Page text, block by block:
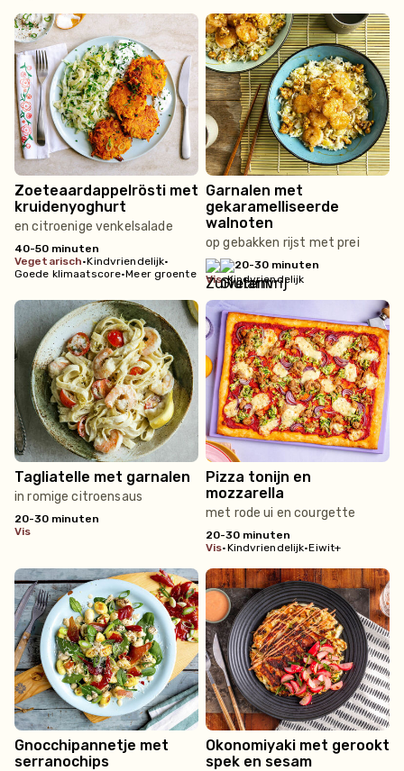
Zoeteaardappelrösti met
kruidenyoghurt
en citroenige venkelsalade
40-50 minuten
vegetarisch•Kindvriendelijk•
Goede klimaatscore•Meer groente
Garnalen met
gekaramelliseerde
walnoten
op gebakken rijst met prei
20-30 minuten
vis•Kindvriendelijk
Tagliatelle met garnalen
in romige citroensaus
20-30 minuten
vis
Pizza tonijn en
mozzarella
met rode ui en courgette
20-30 minuten
vis•Kindvriendelijk•Eiwit+
Gnocchipannetje met
serranochips
Okonomiyaki met gerookt
spek en sesam